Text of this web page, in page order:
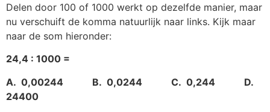
Delen door 100 of 1000 werkt op dezelfde manier, maar
nu verschuift de komma natuurlijk naar links. Kijk maar
naar de som hieronder:
24,4 : 1000 =
A. 0,00244 B. 0,0244 C. 0,244 D.
24400